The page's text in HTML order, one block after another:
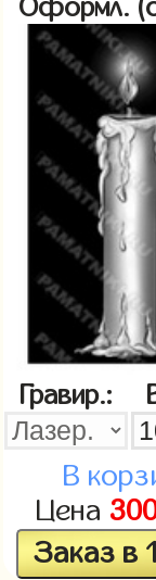
Оформл.
Гравир.:
В
Цена
Заказ в